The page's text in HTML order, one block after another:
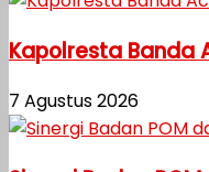
Kapolresta Banda
7 Agustus 2026